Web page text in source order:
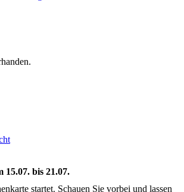
15.07. bis 21.07.
startet. Schauen Sie vorbei und lassen